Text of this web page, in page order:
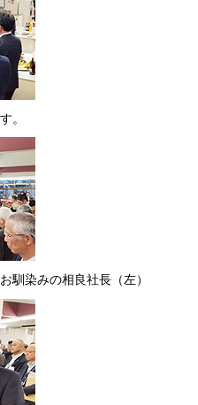
。
馴染みの相良社長（左）